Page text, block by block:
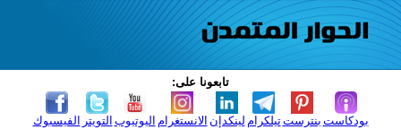
تابعونا على:
الفيسبوك التويتر اليوتيوب الانستغرام لينكدإن تيلكرامبنترست بودكاست